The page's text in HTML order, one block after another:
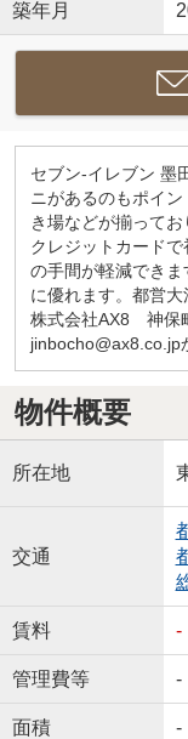
築年月
セブン-イレブン 墨
ニがあるのもポイ
き場などが揃って
クレジットカード
の手間が軽減でき
に優れます。都営
株式会社AX8 神保
jinbocho@ax8.co.jp
物件概要
所在地
交通
賃料 -
管理費等 -
面積 -